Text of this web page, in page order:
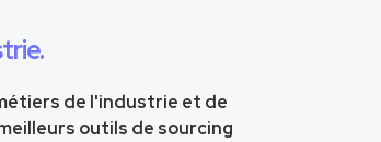
de l'industrie et de
outils de sourcing